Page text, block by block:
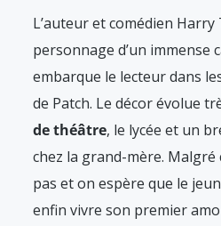
L’auteur et comédien
personnage d’un immense
embarque le lecteur dans
de Patch. Le décor évolue
de théâtre, le lycée et un
chez la grand-mère. Malgré
pas et on espère que le
enfin vivre son premier